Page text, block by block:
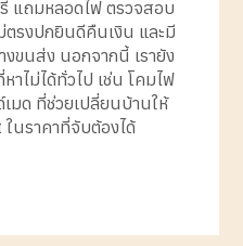
แถมหลอดไฟ ตรวจสอบ
รงปกยินดีคืนเงิน และมี
งขนส่ง นอกจากนี้ เรายัง
ไม่ได้ทั่วไป เช่น โคมไฟ
มด ที่ช่วยเปลี่ยนบ้านให้
นราคาที่จับต้องได้